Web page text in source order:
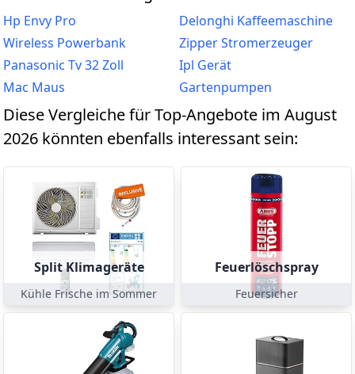
Hp Envy Pro
Delonghi Kaffeemaschine
Wireless Powerbank
Zipper Stromerzeuger
Panasonic Tv 32 Zoll
Ipl Gerät
Mac Maus
Gartenpumpen
Diese Vergleiche für Top-Angebote im August
2026 könnten ebenfalls interessant sein:
Split Klimageräte
Kühle Frische im Sommer
Feuerlöschspray
Feuersicher